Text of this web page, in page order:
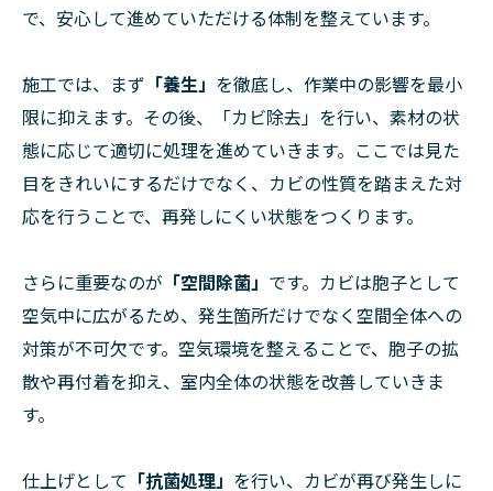
で、安心して進めていただける体制を整えています。
施工では、まず 「養生」 を徹底し、作業中の影響を最小
限に抑えます。その後、「カビ除去」を行い、素材の状
態に応じて適切に処理を進めていきます。ここでは見た
目をきれいにするだけでなく、カビの性質を踏まえた対
応を行うことで、再発しにくい状態をつくります。
さらに重要なのが 「空間除菌」 です。カビは胞子として
空気中に広がるため、発生箇所だけでなく空間全体への
対策が不可欠です。空気環境を整えることで、胞子の拡
散や再付着を抑え、室内全体の状態を改善していきま
す。
仕上げとして 「抗菌処理」 を行い、カビが再び発生しに